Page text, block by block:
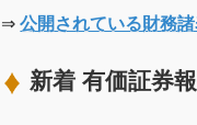
⇒公開されている財務
新着 有価証券